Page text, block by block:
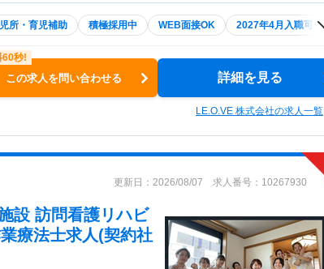
所・育児補助 積極採用中 WEB面接OK 2027年4月入職可
この求人を問い合わせる 詳細を見る
LE.O.VE 株式会社の求人一覧
更新日：2026/08/07 求人番号：10267930
設 訪問看護リハビ
療法士求人(契約社